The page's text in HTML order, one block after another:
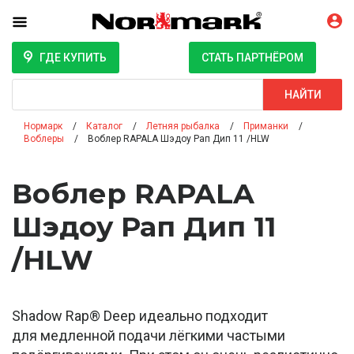
ГДЕ КУПИТЬ СТАТЬ ПАРТНЁРОМ
НАЙТИ
Нормарк Каталог Летняя рыбалка
Приманки
Воблеры
Воблер RAPALA Шэдоу Рап Дип 11 /HLW
Воблер RAPALA
Шэдоу Рап Дип 11
/HLW
Shadow Rap® Deep идеально подходит
для медленной подачи лёгкими частыми